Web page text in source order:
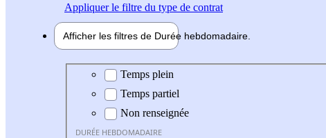
Appliquerle filtre du type de contrat
Afficher les filtres de Durée hebdomadaire
Durée hebdomadaire
Temps plein
Temps partiel
Non renseignée
DURÉE HEBDOMADAIRE